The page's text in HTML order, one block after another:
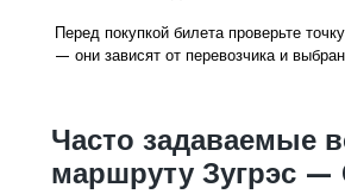
Перед покупкой билета проверьте
— они зависят от перевозчика и
Часто задаваемые
маршруту Зугрэс —